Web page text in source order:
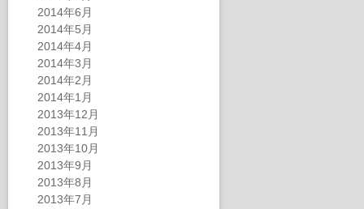
2014年6月
2014年5月
2014年4月
2014年3月
2014年2月
2014年1月
2013年12月
2013年11月
2013年10月
2013年9月
2013年8月
2013年7月